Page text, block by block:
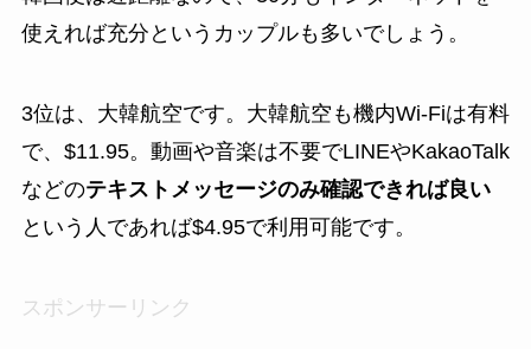
使えれば充分というカップルも多いでしょう。
3位は、大韓航空です。大韓航空も機内Wi-Fiは有料
で、$11.95。動画や音楽は不要でLINEやKakaoTalk
などのテキストメッセージのみ確認できれば良い
という人であれば$4.95で利用可能です。
スポンサーリンク